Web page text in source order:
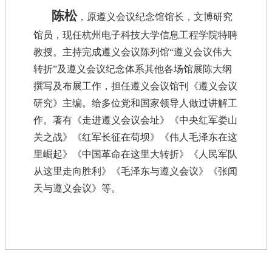
陈松，原遵义会议纪念馆馆长 ，文博研究
馆员 ， 现任杭州电子科技大学信息工程学院特聘
教授。主持完成遵义会议陈列馆“遵义会议伟大
转折”及遵义会议纪念体系其他各场馆展陈大纲
撰写及布展工作，担任遵义会议馆刊《遵义会议
研究》主编。给多位党和国家领导人做过讲解工
作。著有《走进遵义会议会址》《中央红军娄山
关之战》《红军长征在苟坝》《伟人毛泽东在这
里崛起》《中国革命在这里大转折》《人民军队
从这里走向胜利》《毛泽东与遵义会议》《张闻
天与遵义会议》等。